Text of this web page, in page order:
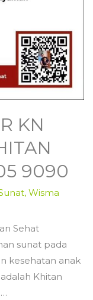
KN
9090
,Wisma
Sehat
sunat pada
kesehatan anak
Khitan